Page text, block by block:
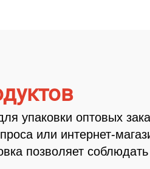
упаковки оптовых
или интернет-
позволяет